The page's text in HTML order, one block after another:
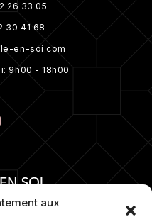
aux
26 33 05
30 41 68
en-soi.com
9h00 - 18h00